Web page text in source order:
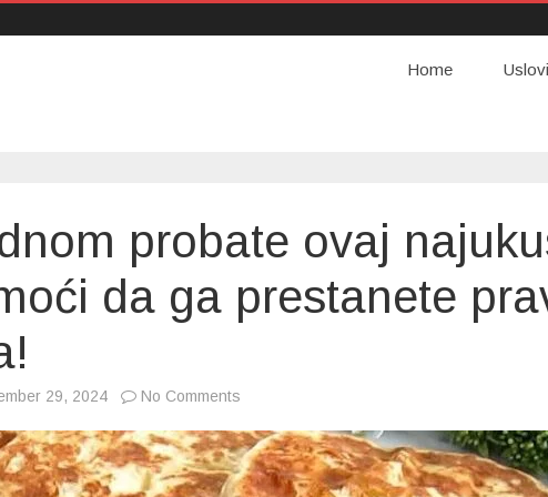
Home
probate ovaj
da ga prestanete
29, 2024 No Comments
probate
ovaj
najukusniji
hleb,